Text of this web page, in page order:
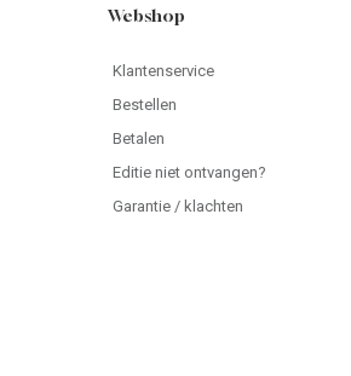
Webshop
Klantenservice
Bestellen
Betalen
Editie niet ontvangen?
Garantie / klachten